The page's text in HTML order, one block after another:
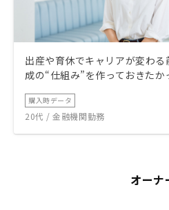
出産や育休でキャリアが変わる
成の“仕組み”を作っておきたか
購入時データ
20代 / 金融機関勤務
オーナ